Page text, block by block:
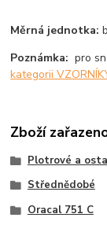
Měrná jednotka:
Poznámka: pro
kategorii
Zboží
Plotrové a
Střednědobé
Oracal 751 C